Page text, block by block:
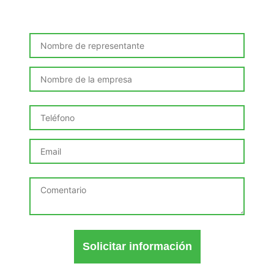
Solicitar información